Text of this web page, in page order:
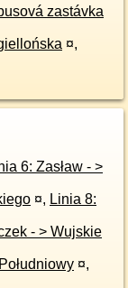
zastávka
¤,
6: Zasław - >
¤, Linia 8:
- > Wujskie
¤,